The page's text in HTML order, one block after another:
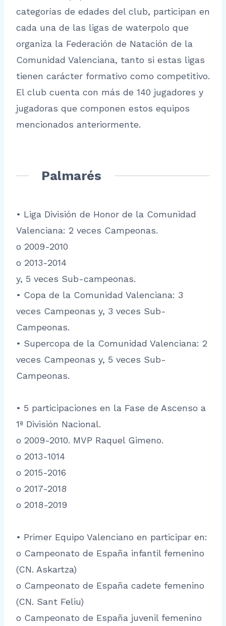
categorías de edades del club, participan en
cada una de las ligas de waterpolo que
organiza la Federación de Natación de la
Comunidad Valenciana, tanto si estas ligas
tienen carácter formativo como competitivo.
El club cuenta con más de 140 jugadores y
jugadoras que componen estos equipos
mencionados anteriormente.
Palmarés
• Liga División de Honor de la Comunidad
Valenciana: 2 veces Campeonas.
o 2009-2010
o 2013-2014
y, 5 veces Sub-campeonas.
• Copa de la Comunidad Valenciana: 3
veces Campeonas y, 3 veces Sub-
Campeonas.
• Supercopa de la Comunidad Valenciana: 2
veces Campeonas y, 5 veces Sub-
Campeonas.
• 5 participaciones en la Fase de Ascenso a
1ª División Nacional.
o 2009-2010. MVP Raquel Gimeno.
o 2013-1014
o 2015-2016
o 2017-2018
o 2018-2019
• Primer Equipo Valenciano en participar en:
o Campeonato de España infantil femenino
(CN. Askartza)
o Campeonato de España cadete femenino
(CN. Sant Feliu)
o Campeonato de España juvenil femenino